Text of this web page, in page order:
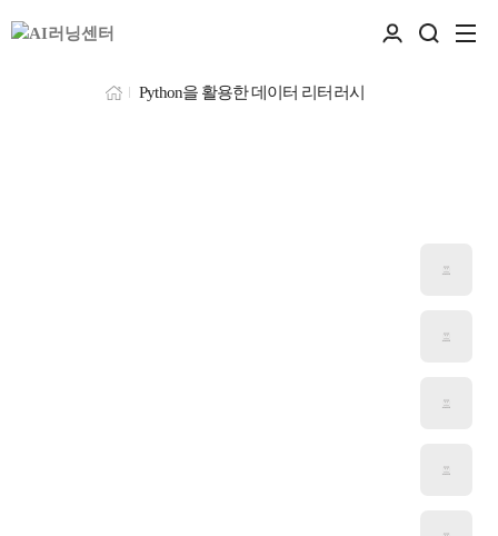
Python을 활용한 데이터 리터러시